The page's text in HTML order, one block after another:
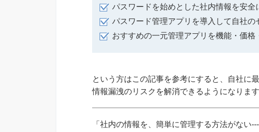
パスワードを始めとした社内情報を安全
パスワード管理アプリを導入して自社の
おすすめの一元管理アプリを機能・価格
という方はこの記事を参考にすると、自社に
情報漏洩のリスクを解消できるようになります
「社内の情報を、簡単に管理する方法がない---